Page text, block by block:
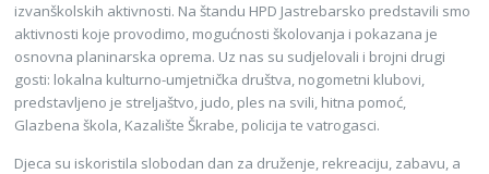
izvanškolskih aktivnosti. Na štandu HPD Jastrebarsko predstavili smo
aktivnosti koje provodimo, mogućnosti školovanja i pokazana je
osnovna planinarska oprema. Uz nas su sudjelovali i brojni drugi
gosti: lokalna kulturno-umjetnička društva, nogometni klubovi,
predstavljeno je streljaštvo, judo, ples na svili, hitna pomoć,
Glazbena škola, Kazalište Škrabe, policija te vatrogasci.
Djeca su iskoristila slobodan dan za druženje, rekreaciju, zabavu, a